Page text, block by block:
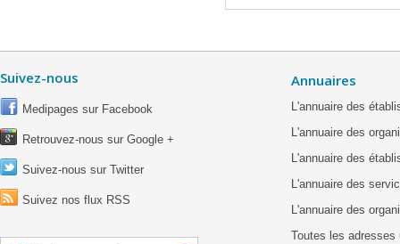
Suivez-nous
Medipages sur Facebook
Retrouvez-nous sur Google +
Suivez-nous sur Twitter
Suivez nos flux RSS
Annuaires
L'annuaire des
L'annuaire des
L'annuaire des
L'annuaire des
L'annuaire des
Toutes les adresses